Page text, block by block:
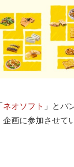
ネオソフト 」とパ
企画に参加させて